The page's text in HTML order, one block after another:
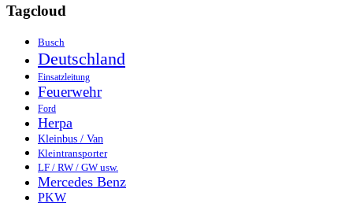
Tagcloud
Busch
Deutschland
Einsatzleitung
Feuerwehr
Ford
Herpa
Kleinbus / Van
Kleintransporter
LF / RW / GW usw.
Mercedes Benz
PKW